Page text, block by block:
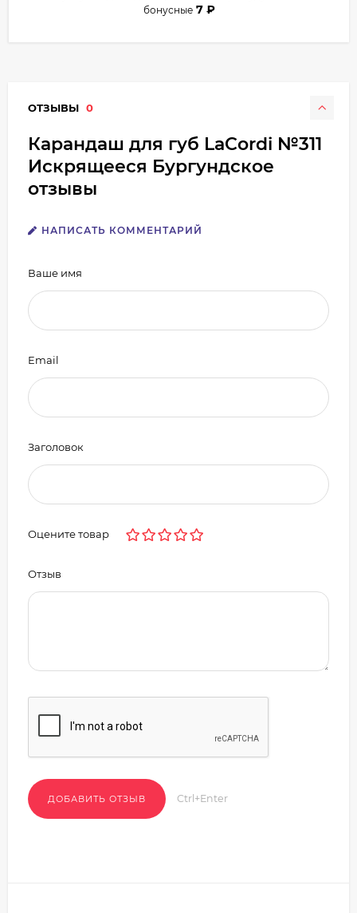
бонусные 7 ₽
ОТЗЫВЫ 0
Карандаш для губ LaCordi №311
Искрящееся Бургундское
отзывы
НАПИСАТЬ КОММЕНТАРИЙ
Ваше имя
Email
Заголовок
Оцените товар
Отзыв
Ctrl+Enter